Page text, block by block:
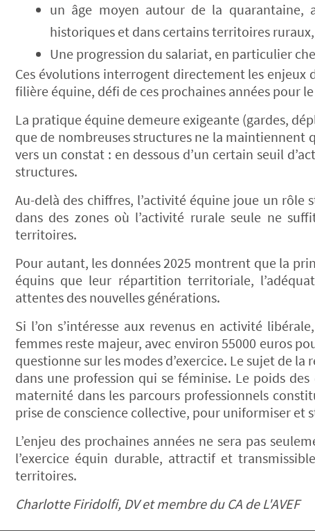
un âge moyen autour de la quarantaine,
historiques et dans certains territoires ruraux,
Une progression du salariat, en particulier
Ces évolutions interrogent directement les enjeux
filière équine, défi de ces prochaines années
La pratique équine demeure exigeante (gardes,
que de nombreuses structures ne la maintiennent
vers un constat : en dessous d’un certain seuil
structures.
Au-delà des chiffres, l’activité équine joue un
dans des zones où l’activité rurale seule ne
territoires.
Pour autant, les données 2025 montrent que la
équins que leur répartition territoriale,
attentes des nouvelles générations.
Si l’on s’intéresse aux revenus en activité
femmes reste majeur, avec environ 55000 euros
questionne sur les modes d’exercice. Le sujet de
dans une profession qui se féminise. Le poids
maternité dans les parcours professionnels
prise de conscience collective, pour uniformiser et
L’enjeu des prochaines années ne sera pas
l’exercice équin durable, attractif et
territoires.
Charlotte Firidolfi, DV et membre du CA de L'AVEF